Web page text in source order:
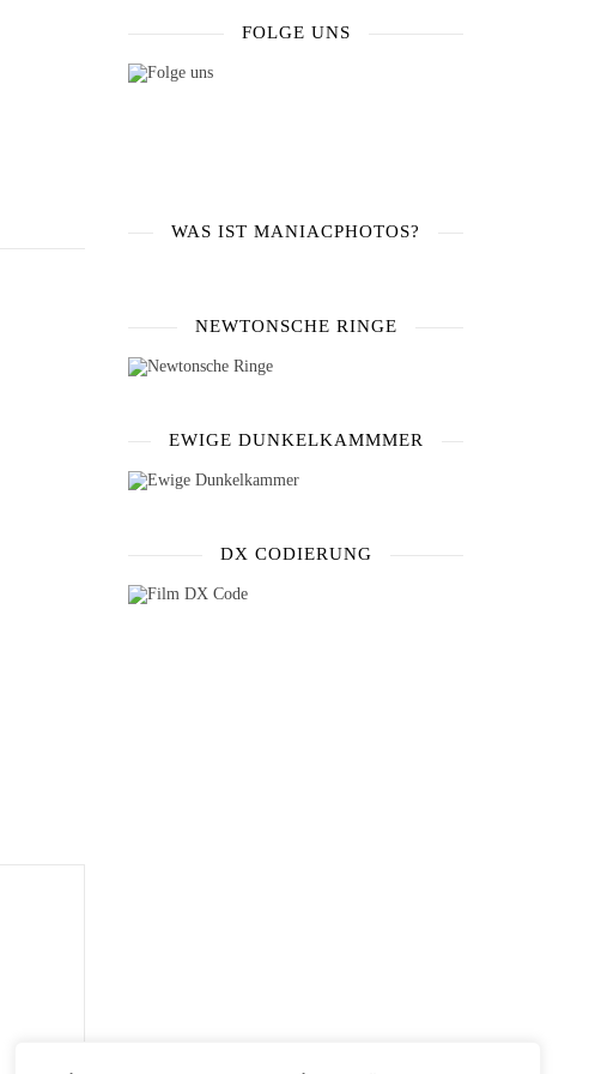
FOLGE UNS
WAS IST MANIACPHOTOS?
NEWTONSCHE RINGE
EWIGE DUNKELKAMMMER
DX CODIERUNG